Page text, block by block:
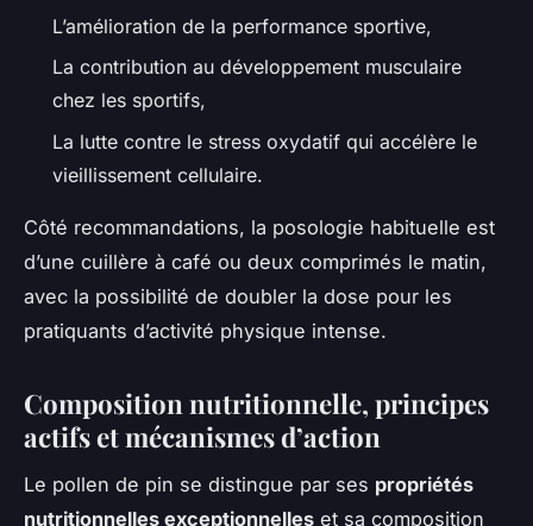
L’amélioration de la performance sportive,
La contribution au développement musculaire
chez les sportifs,
La lutte contre le stress oxydatif qui accélère le
vieillissement cellulaire.
Côté recommandations, la posologie habituelle est
d’une cuillère à café ou deux comprimés le matin,
avec la possibilité de doubler la dose pour les
pratiquants d’activité physique intense.
Composition nutritionnelle, principes
actifs et mécanismes d’action
Le pollen de pin se distingue par ses propriétés
nutritionnelles exceptionnelles et sa composition